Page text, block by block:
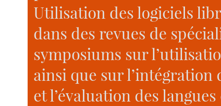
Utilisation des logiciels
dans des revues de
symposiums sur
ainsi que sur l’intégration
et l’évaluation des